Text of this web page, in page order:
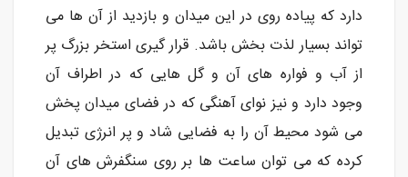
دارد که پیاده روی در این میدان و بازدید از آن ها می
تواند بسیار لذت بخش باشد. قرار گیری استخر بزرگ پر
از آب و فواره های آن و گل هایی که در اطراف آن
وجود دارد و نیز نوای آهنگی که در فضای میدان پخش
می شود محیط آن را به فضایی شاد و پر انرژی تبدیل
کرده که می توان ساعت ها بر روی سنگفرش های آن